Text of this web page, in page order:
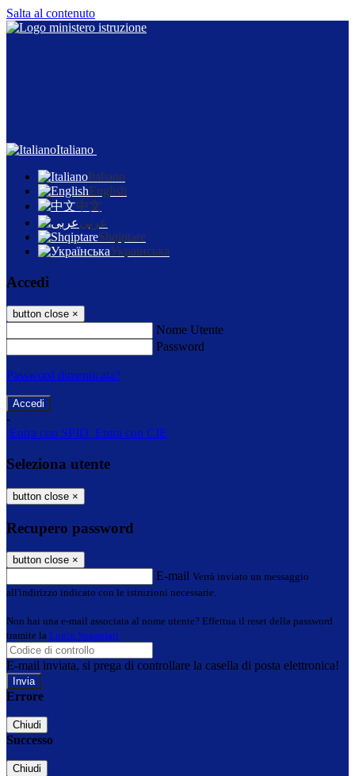
Salta al contenuto
Italiano
Italiano
English
中文
عربى
Shqiptare
Українська
Accedi
button close ×
Nome Utente
Password
Password dimenticata?
-
Entra con SPID Entra con CIE
Seleziona utente
button close ×
Recupero password
button close ×
E-mail Verrà inviato un messaggio
all'indirizzo indicato con le istruzioni necessarie.
Non hai una e-mail associata al nome utente? Effettua il reset della password
tramite la Login Spaggiari
E-mail inviata, si prega di controllare la casella di posta elettronica!
Errore
Chiudi
Successo
Chiudi